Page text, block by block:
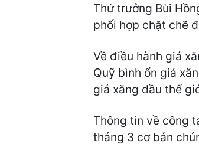
Thứ trưởng Bùi
phối hợp chặt chẽ
Về điều hành giá
Quỹ bình ổn giá
giá xăng dầu thế
Thông tin về công
tháng 3 cơ bản